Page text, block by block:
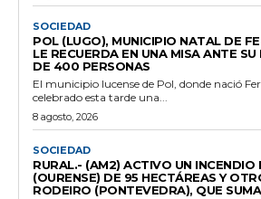
SOCIEDAD
POL (LUGO), MUNICIPIO NATAL DE
LE RECUERDA EN UNA MISA ANTE SU
DE 400 PERSONAS
El municipio lucense de Pol, donde nació
celebrado esta tarde una...
8 agosto, 2026
SOCIEDAD
RURAL.- (AM2) ACTIVO UN INCENDIO
(OURENSE) DE 95 HECTÁREAS Y
RODEIRO (PONTEVEDRA), QUE